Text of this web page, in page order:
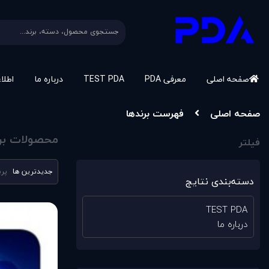
صفحه اصلی معرفی PDA TEST PDA درباره ما
صفحه اصلی
فهرست برندها
فیلتر
دسته‌بندی نتایج
TEST PDA
درباره ما
محصولات
جدیدترین ها